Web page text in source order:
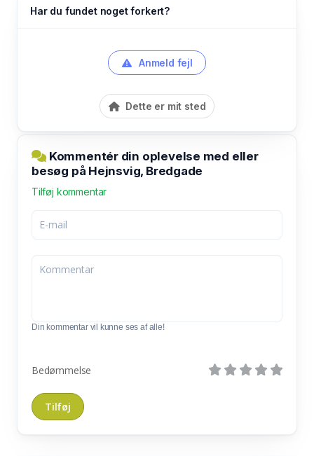
Har du fundet noget forkert?
Anmeld fejl
Dette er mit sted
Kommentér din oplevelse med eller
besøg på Hejnsvig, Bredgade
Tilføj kommentar
Din kommentar vil kunne ses af alle!
Bedømmelse